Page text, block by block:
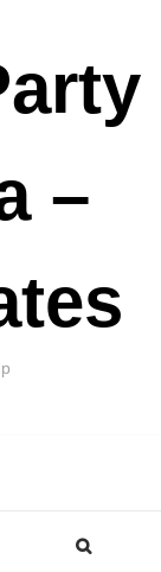
–